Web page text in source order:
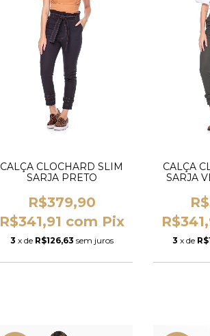
CALÇA CLOCHARD SLIM
SARJA PRETO
R$379,90
R$341,91 com Pix
3 x de R$126,63 sem juros
CALÇA
SARJA
3 x de